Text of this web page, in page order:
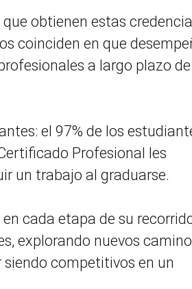
obtienen estas
coinciden en que
a largo plazo
el 97% de los
Profesional les
un trabajo al graduarse.
cada etapa de su
explorando nuevos
competitivos en un